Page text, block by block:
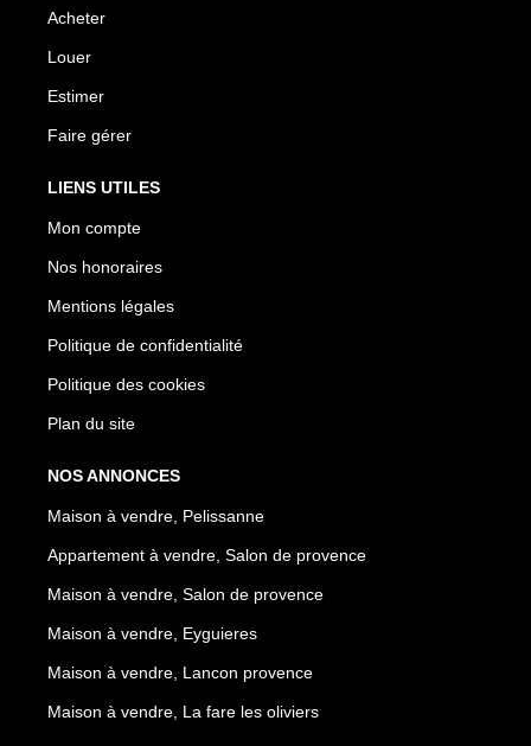
Acheter
Louer
Estimer
Faire gérer
LIENS UTILES
Mon compte
Nos honoraires
Mentions légales
Politique de confidentialité
Politique des cookies
Plan du site
NOS ANNONCES
Maison à vendre, Pelissanne
Appartement à vendre, Salon de provence
Maison à vendre, Salon de provence
Maison à vendre, Eyguieres
Maison à vendre, Lancon provence
Maison à vendre, La fare les oliviers